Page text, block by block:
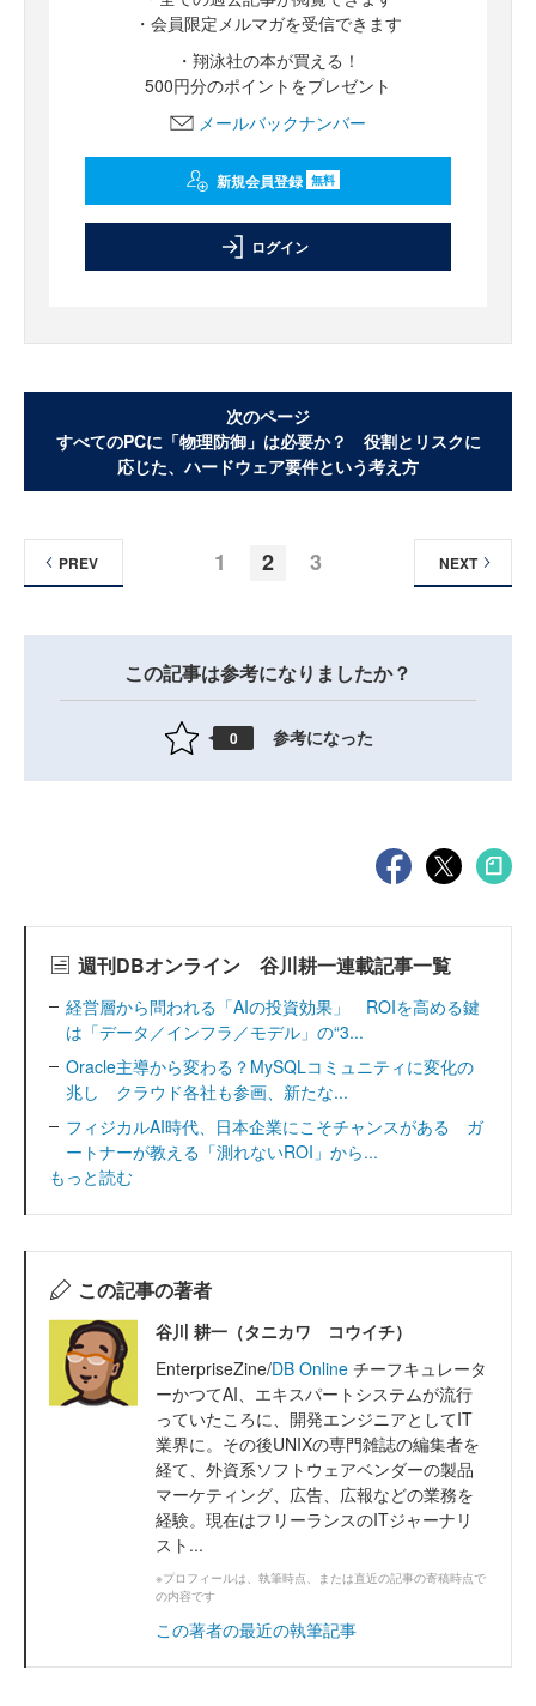
・会員限定メルマガを受信できます
・翔泳社の本が買える！
500円分のポイントをプレゼント
メールバックナンバー
新規会員登録 無料
ログイン
次のページ
すべてのPCに「物理防御」は必要か？ 役割とリスクに
応じた、ハードウェア要件という考え方
1 2 3
PREV NEXT
この記事は参考になりましたか？
0 参考になった
週刊DBオンライン 谷川耕一連載記事一覧
経営層から問われる「AIの投資効果」 ROIを高める鍵
は「データ／インフラ／モデル」の“3...
Oracle主導から変わる？MySQLコミュニティに変化の
兆し クラウド各社も参画、新たな...
フィジカルAI時代、日本企業にこそチャンスがある ガ
ートナーが教える「測れないROI」から...
もっと読む
この記事の著者
谷川 耕一（タニカワ コウイチ）
EnterpriseZine/DB Online チーフキュレータ
ーかつてAI、エキスパートシステムが流行
っていたころに、開発エンジニアとしてIT
業界に。その後UNIXの専門雑誌の編集者を
経て、外資系ソフトウェアベンダーの製品
マーケティング、広告、広報などの業務を
経験。現在はフリーランスのITジャーナリ
スト...
※プロフィールは、執筆時点、または直近の記事の寄稿時点で
の内容です
この著者の最近の執筆記事